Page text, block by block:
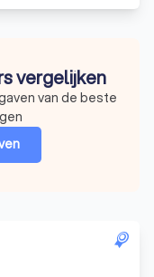
vergelijken
van de beste